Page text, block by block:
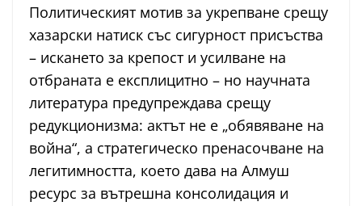
Политическият мотив за укрепване срещу
хазарски натиск със сигурност присъства
– искането за крепост и усилване на
отбраната е експлицитно – но научната
литература предупреждава срещу
редукционизма: актът не е „обявяване на
война“, а стратегическо пренасочване на
легитимността, което дава на Алмуш
ресурс за вътрешна консолидация и